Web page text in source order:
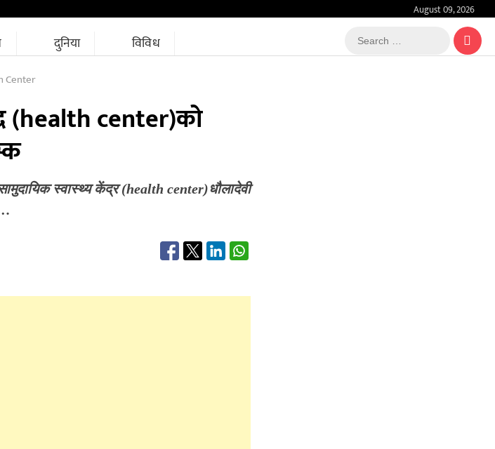
August 09, 2026
दुनिया विविध
Search
…
Center
(health center)को
स्वास्थ्य केंद्र (health center)धौलादेवी